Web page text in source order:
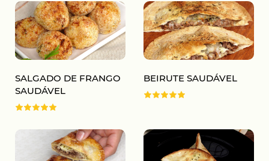
SALGADO DE FRANGO
SAUDÁVEL
BEIRUTE SAUDÁVEL